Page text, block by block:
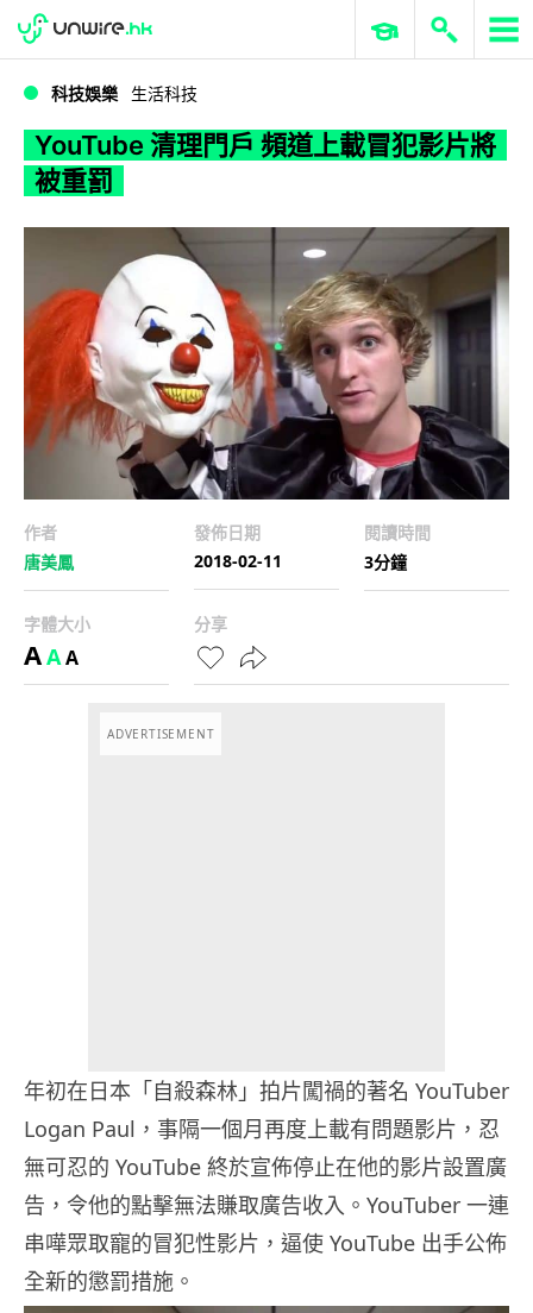
WWDC 2026 ERP 與商業 AI
科技娛樂 生活科技
YouTube 清理門戶 頻道上載冒犯影片將
被重罰
作者
唐美鳳
發佈日期
2018-02-11
閱讀時間
3分鐘
字體大小
AAA
分享
ADVERTISEMENT
年初在日本「自殺森林」拍片闖禍的著名 YouTuber
Logan Paul，事隔一個月再度上載有問題影片，忍
無可忍的 YouTube 終於宣佈停止在他的影片設置廣
告，令他的點擊無法賺取廣告收入。YouTuber 一連
串嘩眾取寵的冒犯性影片，逼使 YouTube 出手公佈
全新的懲罰措施。